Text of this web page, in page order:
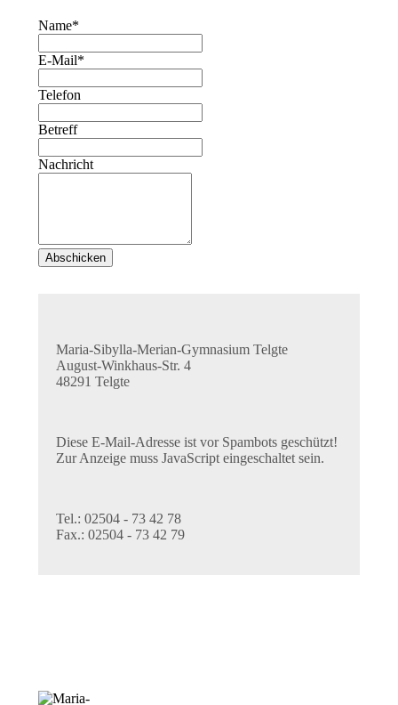
Name*
E-Mail*
Telefon
Betreff
Nachricht
Maria-Sibylla-Merian-Gymnasium Telgte
August-Winkhaus-Str. 4
48291 Telgte
Diese E-Mail-Adresse ist vor Spambots geschützt!
Zur Anzeige muss JavaScript eingeschaltet sein.
Tel.: 02504 - 73 42 78
Fax.: 02504 - 73 42 79